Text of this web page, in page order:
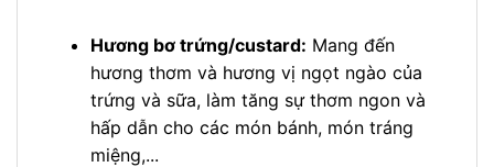
Hương bơ trứng/custard: Mang đến
hương thơm và hương vị ngọt ngào của
trứng và sữa, làm tăng sự thơm ngon và
hấp dẫn cho các món bánh, món tráng
miệng,...